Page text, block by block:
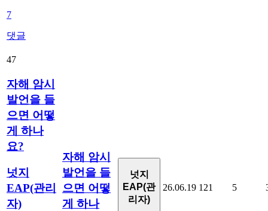
7
댓글
47
자해 암시
발언을 들
으면 어떻
게 하나
요?
넛지
EAP(관리
자)
자해 암시
발언을 들
으면 어떻
게 하나
넛지
EAP(관
리자)
26.06.19 121 5